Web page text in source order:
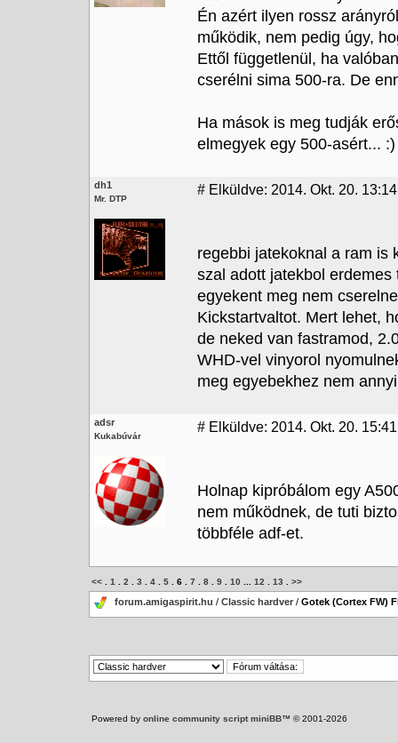
Én azért ilyen rossz
működik, nem pedig úgy,
Ettől függetlenül, ha
cserélni sima 500-ra. De
Ha mások is meg tudják
elmegyek egy 500-asért... :)
dh1
Mr. DTP
# Elküldve: 2014. Okt. 20. 13:14
regebbi jatekoknal a ram is
szal adott jatekbol
egyekent meg nem
Kickstartvaltot. Mert lehet,
de neked van fastramod,
WHD-vel vinyorol
meg egyebekhez nem
adsr
Kukabúvár
# Elküldve: 2014. Okt. 20. 15:41
Holnap kipróbálom egy
nem működnek, de tuti
többféle adf-et.
<< 1 2 3 4 5 6 7 8 9 10 12 13 >>
forum.amigaspirit.hu / Classic hardver / Gotek (Cortex FW)
Powered by online community script miniBB™ © 2001-2026